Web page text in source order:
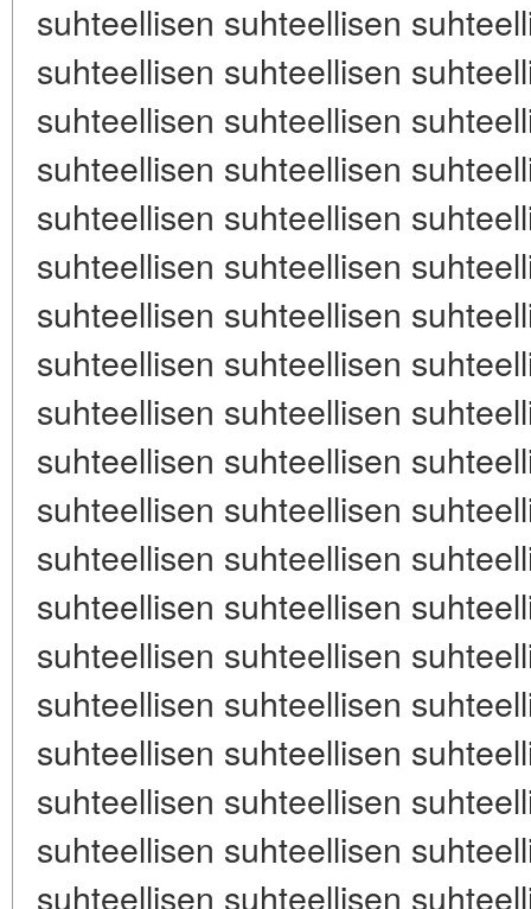
suhteellisen suhteellisen
suhteellisen suhteellisen
suhteellisen suhteellisen
suhteellisen suhteellisen
suhteellisen suhteellisen
suhteellisen suhteellisen
suhteellisen suhteellisen
suhteellisen suhteellisen
suhteellisen suhteellisen
suhteellisen suhteellisen
suhteellisen suhteellisen
suhteellisen suhteellisen
suhteellisen suhteellisen
suhteellisen suhteellisen
suhteellisen suhteellisen
suhteellisen suhteellisen
suhteellisen suhteellisen
suhteellisen suhteellisen
suhteellisen suhteellisen